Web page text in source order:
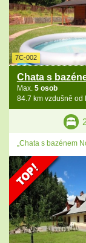
7C-002
Chata s
Max. 5 osob
84.7 km vzdušně od
„Chata s bazénem